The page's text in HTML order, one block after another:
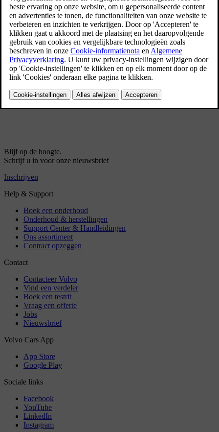
Certificaat voor draadloze telefoonoplader
Typegoedkeuring voor transpondersleutels
Privacybeleid voor klanten
Servicevoorwaarden
Licentieovereenkomst voor navigatiesysteem
Informatie over stoffen op de kandidaatslijst (CL) conform de
REACH-verordening, artikel 33.1
Licentieovereenkomst Spotify